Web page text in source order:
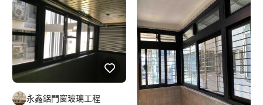
永鑫鋁門窗玻璃工程